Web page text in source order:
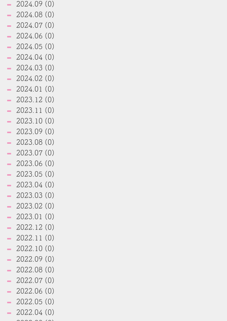
2024.09 (0)
2024.08 (0)
2024.07 (0)
2024.06 (0)
2024.05 (0)
2024.04 (0)
2024.03 (0)
2024.02 (0)
2024.01 (0)
2023.12 (0)
2023.11 (0)
2023.10 (0)
2023.09 (0)
2023.08 (0)
2023.07 (0)
2023.06 (0)
2023.05 (0)
2023.04 (0)
2023.03 (0)
2023.02 (0)
2023.01 (0)
2022.12 (0)
2022.11 (0)
2022.10 (0)
2022.09 (0)
2022.08 (0)
2022.07 (0)
2022.06 (0)
2022.05 (0)
2022.04 (0)